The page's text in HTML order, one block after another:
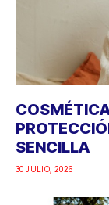
SENCILLA
30 JULIO, 2026